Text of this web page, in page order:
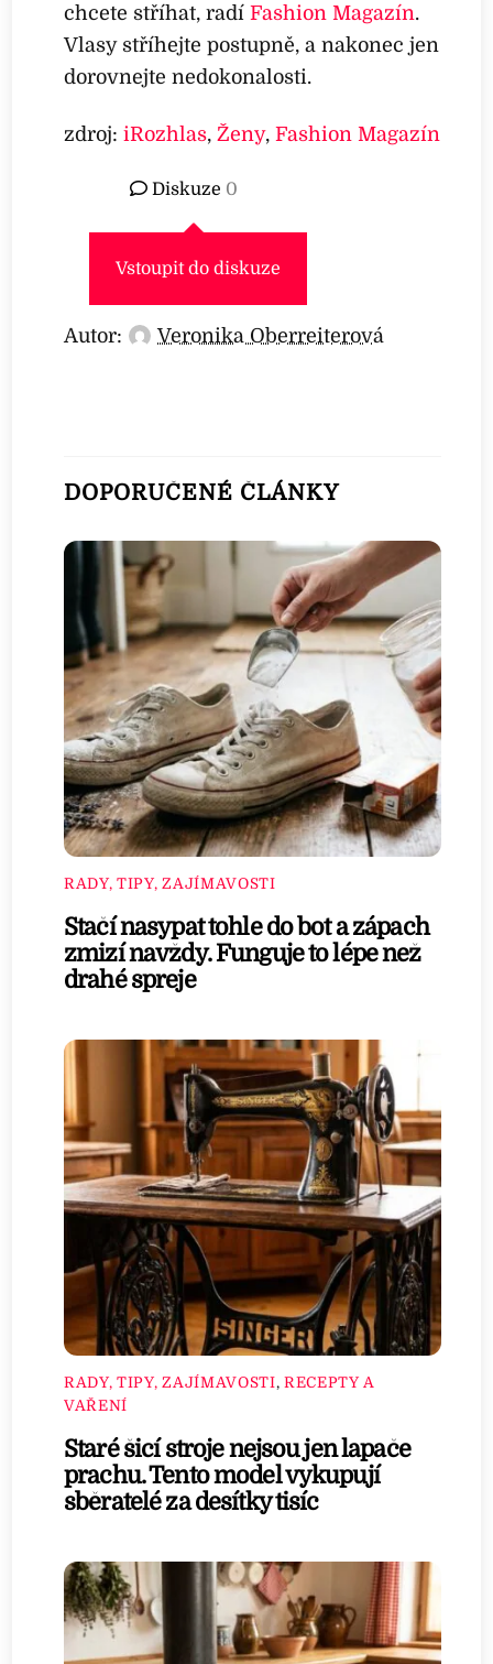
chcete stříhat, radíFashion Magazín.
Vlasy stříhejte postupně, a nakonec jen
dorovnejte nedokonalosti.
zdroj:iRozhlas,Ženy,Fashion Magazín
Diskuze 0
Vstoupit do diskuze
Autor: Veronika Oberreiterová
DOPORUČENÉ ČLÁNKY
RADY, TIPY, ZAJÍMAVOSTI
Stačí nasypat tohle do bot a zápach
zmizí navždy. Funguje to lépe než
drahé spreje
RADY, TIPY, ZAJÍMAVOSTI, RECEPTY A
VAŘENÍ
Staré šicí stroje nejsou jen lapače
prachu. Tento model vykupují
sběratelé za desítky tisíc